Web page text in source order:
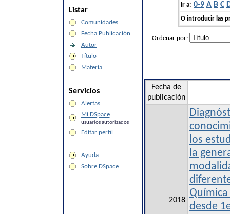
Listar
Comunidades
Fecha Publicación
Autor
Título
Materia
Servicios
Alertas
Mi DSpace
usuarios autorizados
Editar perfil
Ayuda
Sobre DSpace
Ir a: 0-9 A B C
O introducir las
Ordenar por:
Fecha de
publicación
2018
los
la
desde